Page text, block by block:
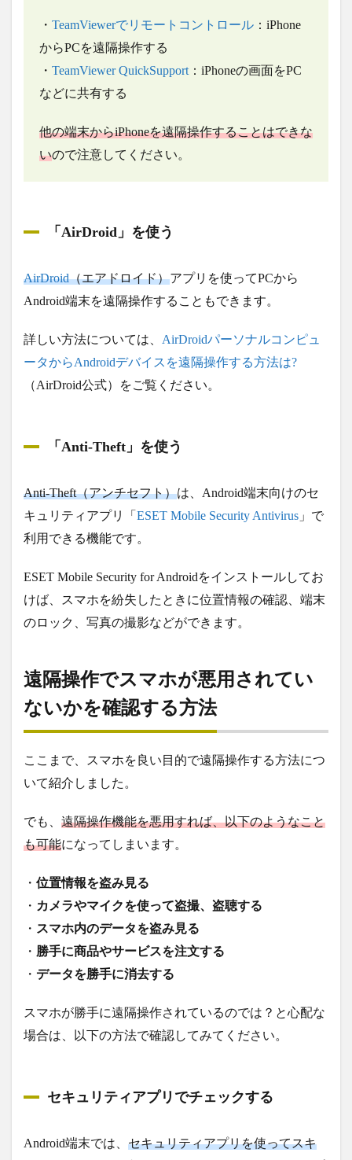
・ TeamViewerでリモートコントロール ：iPhone
からPCを遠隔操作する
・ TeamViewer QuickSupport ：iPhoneの画面をPC
などに共有する
他の端末からiPhoneを遠隔操作することはできな
いので注意してください。
「AirDroid」を使う
AirDroid（エアドロイド）アプリを使ってPCから
Android端末を遠隔操作することもできます。
詳しい方法については、 AirDroidパーソナルコンピュ
ータからAndroidデバイスを遠隔操作する方法は?
（AirDroid公式）をご覧ください。
「Anti-Theft」を使う
Anti-Theft（アンチセフト）は、Android端末向けのセ
キュリティアプリ「 ESET Mobile Security Antivirus 」で
利用できる機能です。
ESET Mobile Security for Androidをインストールしてお
けば、スマホを紛失したときに位置情報の確認、端末
のロック、写真の撮影などができます。
遠隔操作でスマホが悪用されてい
ないかを確認する方法
ここまで、スマホを良い目的で遠隔操作する方法につ
いて紹介しました。
でも、 遠隔操作機能を悪用すれば、以下のようなこと
も可能になってしまいます。
・ 位置情報を盗み見る
・ カメラやマイクを使って盗撮、盗聴する
・ スマホ内のデータを盗み見る
・ 勝手に商品やサービスを注文する
・ データを勝手に消去する
スマホが勝手に遠隔操作されているのでは？と心配な
場合は、以下の方法で確認してみてください。
セキュリティアプリでチェックする
Android端末では、 セキュリティアプリを使ってスキ